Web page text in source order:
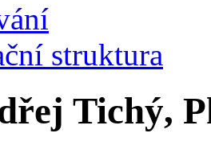
struktura
Tichý,